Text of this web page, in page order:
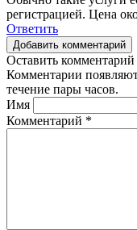
регистрацией. Цена
Ответить
Добавить комментарий
Оставить комментарий
Комментарии
течение пары часов.
Имя
Комментарий *